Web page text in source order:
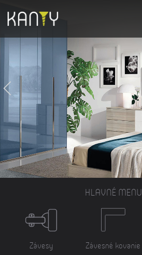
HLAVNÉ MENU
Závesy Závesné kovanie